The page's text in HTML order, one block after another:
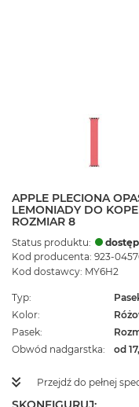
APPLE PLECIONA
LEMONIADY DO
ROZMIAR 8
Status produktu:
Kod producenta: 923-
Kod dostawcy: MY6H2
Typ
Kolor
Pasek
Obwód nadgarstka
od
Przejdź do pełnej